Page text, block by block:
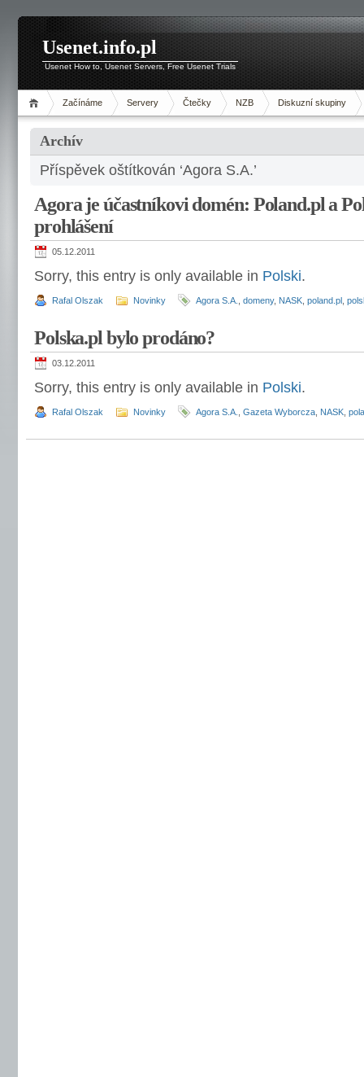
Usenet.info.pl
Usenet How to, Usenet Servers, Free Usenet Trials
Začínáme Servery Čtečky NZB Diskuzní skupiny
Archív
Příspěvek oštítkován ‘Agora S.A.’
Agora je účastníkovi domén: Poland.pl a
prohlášení
05.12.2011
Sorry, this entry is only available in Polski.
Rafal Olszak Novinky Agora S.A. domeny, NASK poland.pl
Polska.pl bylo prodáno?
03.12.2011
Sorry, this entry is only available in Polski.
Rafal Olszak Novinky Agora S.A. Gazeta Wyborcza NASK